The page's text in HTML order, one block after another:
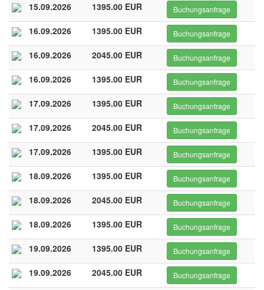
15.09.2026 1395.00 EUR Buchungsanfrage
16.09.2026 1395.00 EUR Buchungsanfrage
16.09.2026 2045.00 EUR Buchungsanfrage
16.09.2026 1395.00 EUR Buchungsanfrage
17.09.2026 1395.00 EUR Buchungsanfrage
17.09.2026 2045.00 EUR Buchungsanfrage
17.09.2026 1395.00 EUR Buchungsanfrage
18.09.2026 1395.00 EUR Buchungsanfrage
18.09.2026 2045.00 EUR Buchungsanfrage
18.09.2026 1395.00 EUR Buchungsanfrage
19.09.2026 1395.00 EUR Buchungsanfrage
19.09.2026 2045.00 EUR Buchungsanfrage